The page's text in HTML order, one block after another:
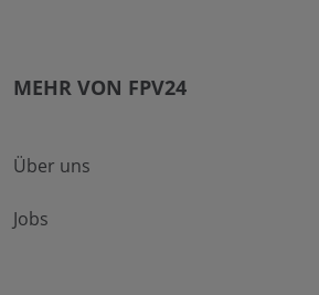
MEHR VON FPV24
Über uns
Jobs